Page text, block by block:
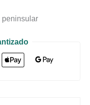
peninsular